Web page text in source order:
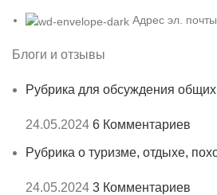
Адрес эл.
Блоги и отзывы
Рубрика для обсуждения
24.05.2024 6 Комментариев
Рубрика о туризме, отдыхе,
24.05.2024 3 Комментариев